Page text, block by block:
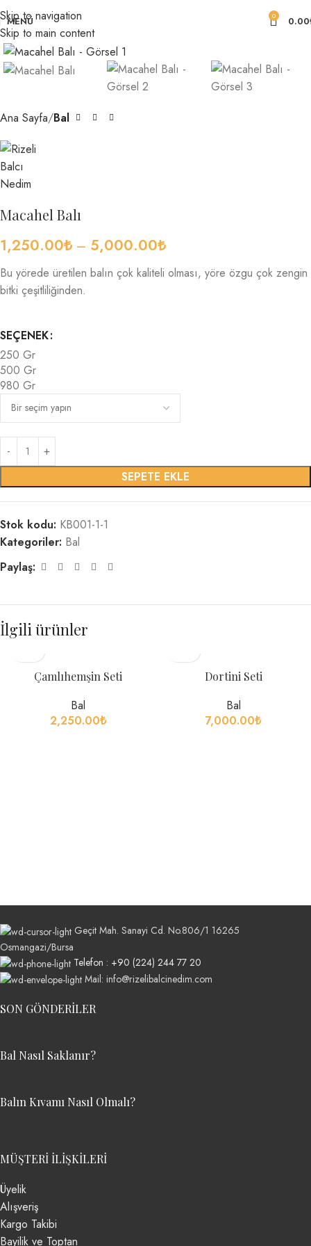
Skip to navigation
Skip to main content
MENÜ 0 0.00
Büyütmek için tıklayın
Ana Sayfa Bal
Macahel Balı
1,250.00₺ – 5,000.00₺
Bu yörede üretilen balın çok kaliteli olması, yöre özgu çok zengin
bitki çeşitliliğinden.
SEÇENEK
250 Gr
500 Gr
980 Gr
SEPETE EKLE
Stok kodu: KB001-1-1
Kategoriler: Bal
Paylaş:
İlgili ürünler
Çamlıhemşin Seti
Bal
2,250.00₺
Dortini Seti
Bal
7,000.00₺
Geçit Mah. Sanayi Cd. No.806/1 16265
Osmangazi/Bursa
Telefon : +90 (224) 244 77 20
Mail: info@rizelibalcinedim.com
SON GÖNDERILER
Bal Nasıl Saklanır?
Balın Kıvamı Nasıl Olmalı?
MÜŞTERI İLIŞKILERI
Üyelik
Alışveriş
Kargo Takibi
Bayilik ve Toptan